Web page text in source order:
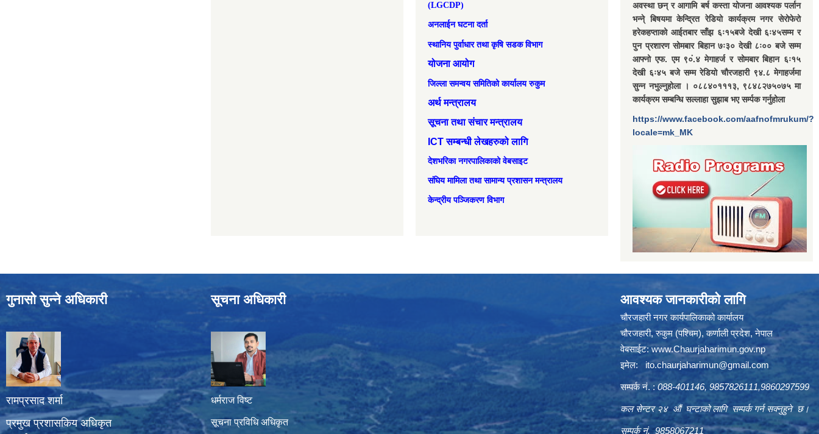
(LGCDP)
अनलाईन घटना दर्ता
स्थानिय पुर्वाधार तथा कृषि सडक विभाग
योजना आयोग
जिल्ला समन्वय समितिको कार्यालय रुकुम
अर्थ मन्त्रालय
सूचना तथा संचार मन्त्रालय
ICT सम्बन्धी लेखहरुको लागि
देशभरिका नगरपालिकाको वेबसाइट
संघिय मामिला तथा सामान्‍य प्रशासन मन्त्रालय
केन्द्रीय पञ्जिकरण विभाग
अवस्था छन् र आगामि बर्ष कस्ता योजना आवश्यक पर्लान
भन्ने् बिषयमा केन्द्रित रेडियो कार्यक्रम नगर सेरोफेरो
हरेकहप्ताको आईतबार साँझ ६ः१५बजे देखी ६ः४५सम्म र
पुन प्रशारण सोमबार बिहान ७ः३० देखी ८ः०० बजे सम्म
आफ्नो एफ. एम ९०ं.४ मेगाहर्ज र सोमबार बिहान ६ः१५
देखी ६ः४५ बजे सम्म रेडियो चौरजहारी ९४.८ मेगाहर्जमा
सुन्न नभुल्नुहोला । ०८८४०१११३, ९८४८२७५०७५ मा
कार्यक्रम सम्बन्धि सल्लाहा सुझाब भए सर्म्पक गर्नुहोला
https://www.facebook.com/aafnofmrukum/?
locale=mk_MK
गुनासो सुन्ने अधिकारी
रामप्रसाद शर्मा
प्रमुख प्रशासकिय अधिकृत
सूचना अधिकारी
धर्मराज विष्ट
सूचना प्रविधि अधिकृत
आवश्यक जानकारीको लागि
चौरजहारी नगर कार्यपालिकाको कार्यालय
चौरजहारी, रुकुम (पश्चिम), कर्णाली प्रदेश, नेपाल
वेबसाईट:www.Chaurjaharimun.gov.np
इमेल: ito.chaurjaharimun@gmail.com
सम्पर्क नं. : 088-401146, 9857826111,9860297599
कल सेन्टर २४ औं घन्टाको लागि सम्पर्क गर्न सक्नुहुने छ।
सम्पर्क नं. 9858067211